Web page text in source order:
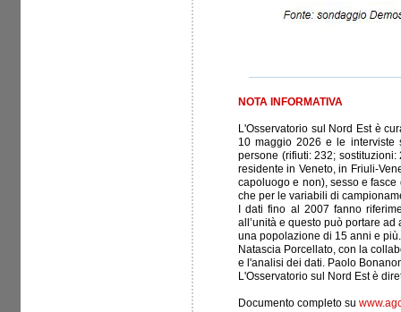
NOTA INFORMATIVA
L'Osservatorio sul Nord Est è
10 maggio 2026 e le interviste
persone (rifiuti: 232;
residente in Veneto, in Friuli-
capoluogo e non), sesso e
che per le variabili di
I dati fino al 2007 fanno
all’unità e questo può portare
una popolazione di 15 anni e più.
Natascia Porcellato, con la
e l'analisi dei dati. Paolo
L'Osservatorio sul Nord Est è
Documento completo su